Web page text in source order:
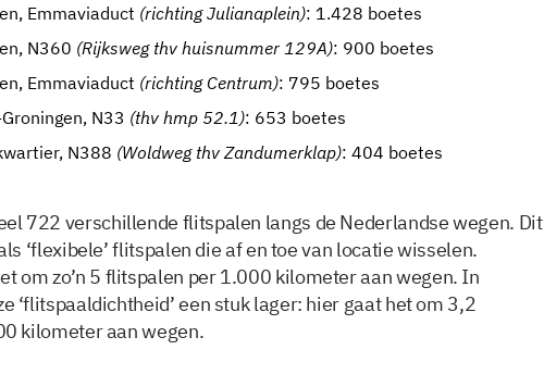
Emmaviaduct (richting Julianaplein): 1.428 boetes
N360 (Rijksweg thv huisnummer 129A): 900 boetes
Emmaviaduct (richting Centrum): 795 boetes
N33 (thv hmp 52.1): 653 boetes
N388 (Woldweg thv Zandumerklap): 404 boetes
722 verschillende flitspalen langs de Nederlandse wegen. Dit
‘flexibele’ flitspalen die af en toe van locatie wisselen.
om zo’n 5 flitspalen per 1.000 kilometer aan wegen. In
‘flitspaaldichtheid’ een stuk lager: hier gaat het om 3,2
kilometer aan wegen.